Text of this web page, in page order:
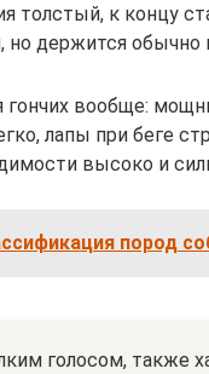
толстый, к концу
но держится
вообще:
лапы при беге
высоко и
пород
голосом, также